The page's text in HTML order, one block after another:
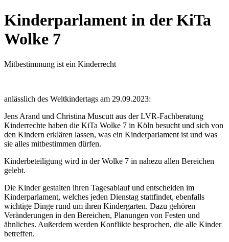
Kinderparlament in der KiTa
Wolke 7
Mitbestimmung ist ein Kinderrecht
anlässlich des Weltkindertags am 29.09.2023:
Jens Arand und Christina Muscutt aus der LVR-Fachberatung
Kinderrechte haben die KiTa Wolke 7 in Köln besucht und sich von
den Kindern erklären lassen, was ein Kinderparlament ist und was
sie alles mitbestimmen dürfen.
Kinderbeteiligung wird in der Wolke 7 in nahezu allen Bereichen
gelebt.
Die Kinder gestalten ihren Tagesablauf und entscheiden im
Kinderparlament, welches jeden Dienstag stattfindet, ebenfalls
wichtige Dinge rund um ihren Kindergarten. Dazu gehören
Veränderungen in den Bereichen, Planungen von Festen und
ähnliches. Außerdem werden Konflikte besprochen, die alle Kinder
betreffen.